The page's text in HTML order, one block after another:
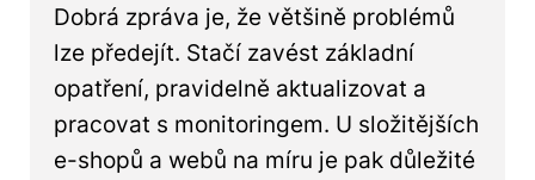
Dobrá zpráva je, že většině problémů
lze předejít. Stačí zavést základní
opatření, pravidelně aktualizovat a
pracovat s monitoringem. U složitějších
e-shopů a webů na míru je pak důležité